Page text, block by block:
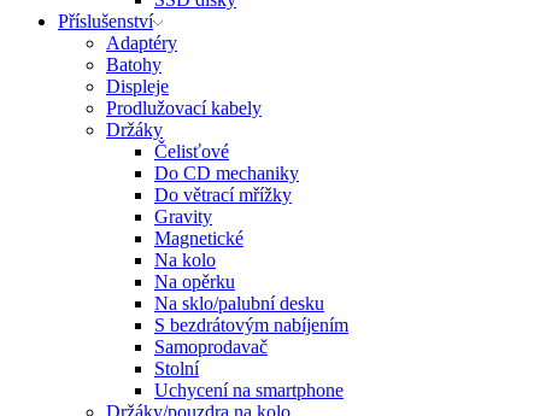
Příslušenství
Adaptéry
Batohy
Displeje
Prodlužovací kabely
Držáky
Čelisťové
Do CD mechaniky
Do větrací mřížky
Gravity
Magnetické
Na kolo
Na opěrku
Na sklo/palubní desku
S bezdrátovým nabíjením
Samoprodavač
Stolní
Uchycení na smartphone
Držáky/pouzdra na kolo